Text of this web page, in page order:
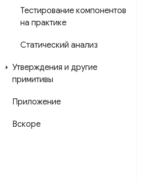
Тестирование компонентов
на практике
Статический анализ
Утверждения и другие
примитивы
Приложение
Вскоре